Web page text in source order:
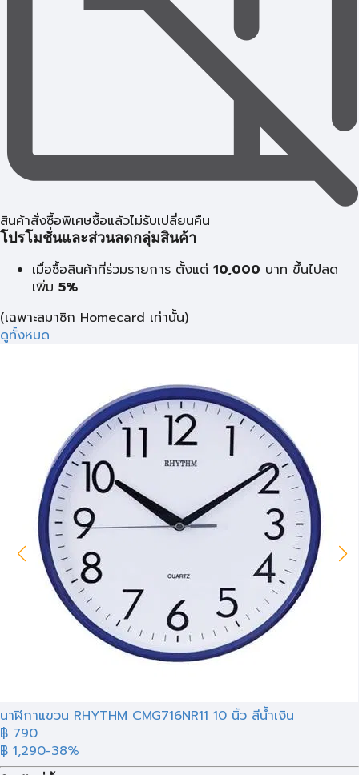
สินค้าสั่งซื้อพิเศษซื้อแล้วไม่รับเปลี่ยนคืน
โปรโมชั่นและส่วนลดกลุ่มสินค้า
เมื่อซื้อสินค้าที่ร่วมรายการ ตั้งแต่ 10,000 บาท ขึ้นไปลด
เพิ่ม 5%
(เฉพาะสมาชิก Homecard เท่านั้น)
ดูทั้งหมด
นาฬิกาแขวน RHYTHM CMG716NR11 10 นิ้ว สีน้ำเงิน
฿ 790
฿ 1,290-38%